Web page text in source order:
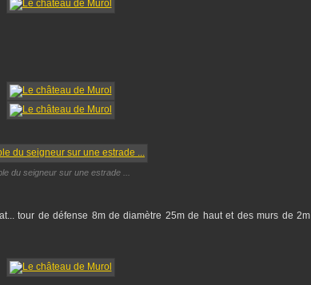
du seigneur sur une estrade ...
tour de défense 8m de diamètre 25m de haut et des murs de 2m